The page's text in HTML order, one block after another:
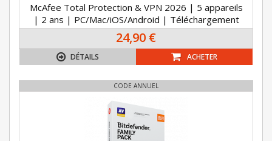
McAfee Total Protection & VPN 2026 | 5 appareils
| 2 ans | PC/Mac/iOS/Android | Téléchargement
24,90 €
DÉTAILS ACHETER
CODE ANNUEL